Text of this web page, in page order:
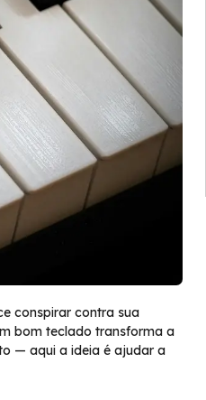
conspirar contra sua
bom teclado transforma a
— aqui a ideia é ajudar a